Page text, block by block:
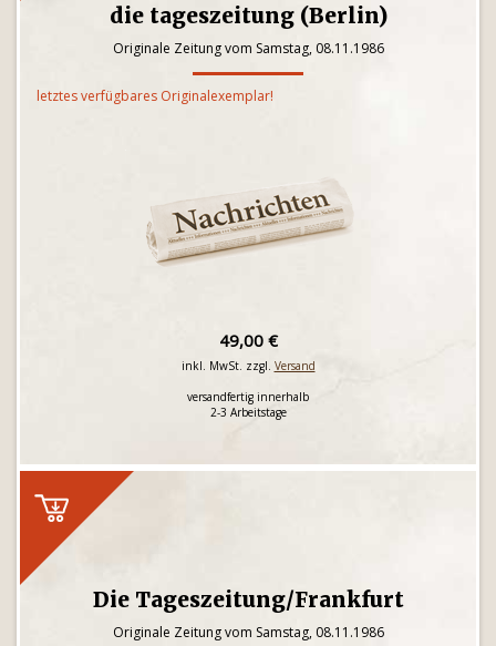
die tageszeitung (Berlin)
Originale Zeitung vom Samstag, 08.11.1986
letztes verfügbares Originalexemplar!
49,00 €
inkl. MwSt. zzgl. Versand
versandfertig innerhalb
2-3 Arbeitstage
Die Tageszeitung/Frankfurt
Originale Zeitung vom Samstag, 08.11.1986